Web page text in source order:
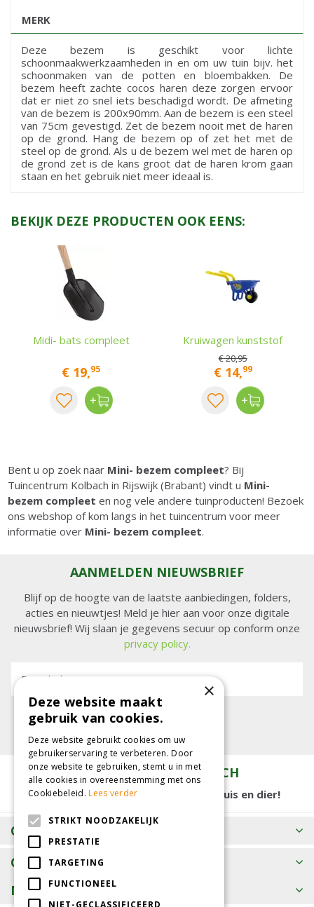
MERK
Deze bezem is geschikt voor lichte
schoonmaakwerkzaamheden in en om uw tuin bijv. het
schoonmaken van de potten en bloembakken. De
bezem heeft zachte cocos haren deze zorgen ervoor
dat er niet zo snel iets beschadigd wordt. De afmeting
van de bezem is 200x90mm. Aan de bezem is een steel
van 75cm gevestigd. Zet de bezem nooit met de haren
op de grond. Hang de bezem op of zet het met de
steel op de grond. Als u de bezem wel met de haren op
de grond zet is de kans groot dat de haren krom gaan
staan en het gebruik niet meer ideaal is.
BEKIJK DEZE PRODUCTEN OOK EENS:
Midi- bats compleet
€ 19,95
Kruiwagen kunststof
€20,95
€ 14,99
Bent u op zoek naar Mini- bezem compleet? Bij
Tuincentrum Kolbach in Rijswijk (Brabant) vindt u Mini-
bezem compleet en nog vele andere tuinproducten! Bezoek
ons webshop of kom langs in het tuincentrum voor meer
informatie over Mini- bezem compleet.
AANMELDEN NIEUWSBRIEF
Blijf op de hoogte van de laatste aanbiedingen, folders,
acties en nieuwtjes! Meld je hier aan voor onze digitale
nieuwsbrief! Wij slaan je gegevens secuur op conform onze
privacy policy.
E-mailadres:
TUINCENTRUM KOLBACH
15.000 m2 winkelplezier voor tuin, huis en dier!
OPENINGSTIJDEN
CONTACT
MEER INFORMATIE
×
Deze website maakt
gebruik van cookies.
Deze website gebruikt cookies om uw
gebruikerservaring te verbeteren. Door
onze website te gebruiken, stemt u in met
alle cookies in overeenstemming met ons
Cookiebeleid.Lees verder
STRIKT NOODZAKELIJK
PRESTATIE
TARGETING
FUNCTIONEEL
NIET-GECLASSIFICEERD